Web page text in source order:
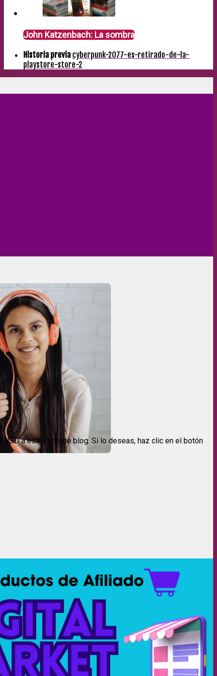
John Katzenbach: La sombra
Historia previa cyberpunk-2077-es-retirado-de-la-
playstore-store-2
USD a este humilde blog. Si lo deseas, haz clic en el botón